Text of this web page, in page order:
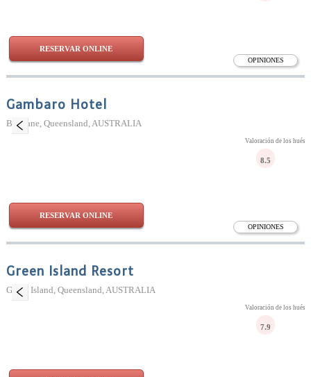
OPINIONES
RESERVAR ONLINE
Gambaro Hotel
Brisbane, Queensland, AUSTRALIA
OPINIONES
Valoración de los
8.5
RESERVAR ONLINE
Green Island Resort
Green Island, Queensland, AUSTRALIA
Valoración de los
7.9